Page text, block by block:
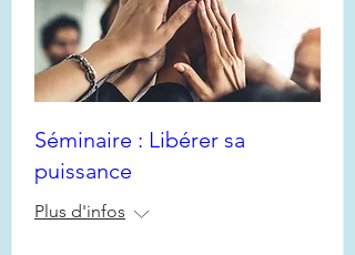
Séminaire : Libérer sa
puissance
Plus d'infos